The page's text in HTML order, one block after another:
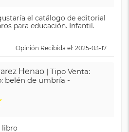
el catálogo de editorial
para educación. Infantil.
Opinión Recibida el: 2025-03-17
Henao | Tipo Venta:
belén de umbría -
libro